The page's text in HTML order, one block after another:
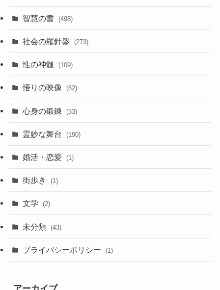
智慧の書 (498)
社会の羅針盤 (273)
性の神髄 (109)
悟りの映像 (62)
心身の鍛錬 (33)
霊妙な舞台 (190)
婚活・恋愛 (1)
街歩き (1)
文学 (2)
未分類 (43)
プライバシーポリシー (1)